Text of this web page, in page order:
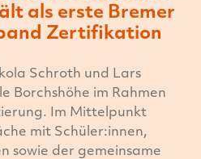
als erste Bremer
Zertifikation
Schroth und Lars
Borchshöhe im Rahmen
Im Mittelpunkt
mit Schüler:innen,
sowie der gemeinsame